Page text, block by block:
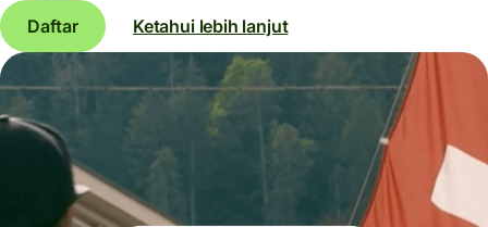
Daftar Ketahui lebih lanjut